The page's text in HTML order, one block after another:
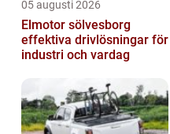
05 augusti 2026
Elmotor sölvesborg
effektiva drivlösningar för
industri och vardag